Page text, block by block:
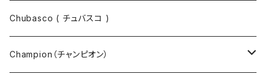
パーカー
ニット
パーカー
Chubasco ( チュバスコ )
Champion（チャンピオン）